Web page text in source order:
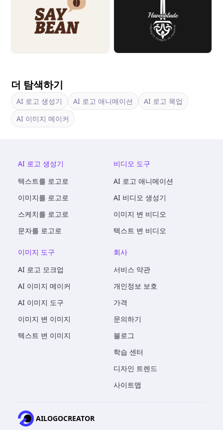
더 탐색하기
AI 로고 생성기 AI 로고 애니메이션
AI 로고 목업
AI 이미지 메이커
AI 로고 생성기
텍스트를 로고로
이미지를 로고로
스케치를 로고로
문자를 로고로
비디오 도구
AI 로고 애니메이션
AI 비디오 생성기
이미지 변 비디오
텍스트 변 비디오
이미지 도구
AI 로고 모크업
AI 이미지 메이커
AI 이미지 도구
이미지 변 이미지
텍스트 변 이미지
회사
서비스 약관
개인정보 보호
가격
문의하기
블로그
학습 센터
디자인 트렌드
사이트맵
AILOGOCREATOR